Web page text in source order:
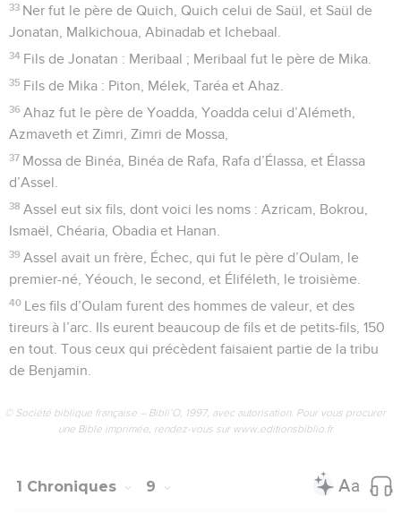
33 Ner fut le père de Quich, Quich celui de Saül, et Saül de
Jonatan, Malkichoua, Abinadab et Ichebaal.
34 Fils de Jonatan : Meribaal ; Meribaal fut le père de Mika.
35 Fils de Mika : Piton, Mélek, Taréa et Ahaz.
36 Ahaz fut le père de Yoadda, Yoadda celui d’Alémeth,
Azmaveth et Zimri, Zimri de Mossa,
37 Mossa de Binéa, Binéa de Rafa, Rafa d’Élassa, et Élassa
d’Assel.
38 Assel eut six fils, dont voici les noms : Azricam, Bokrou,
Ismaël, Chéaria, Obadia et Hanan.
39 Assel avait un frère, Échec, qui fut le père d’Oulam, le
premier-né, Yéouch, le second, et Éliféleth, le troisième.
40 Les fils d’Oulam furent des hommes de valeur, et des
tireurs à l’arc. Ils eurent beaucoup de fils et de petits-fils, 150
en tout. Tous ceux qui précèdent faisaient partie de la tribu
de Benjamin.
© Société biblique française – Bibli’O, 1997, avec autorisation. Pour vous procurer
une Bible imprimée, rendez-vous sur www.editionsbiblio.fr
1 Chroniques 9